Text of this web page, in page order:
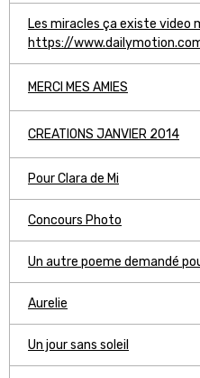
Les miracles ça existe video
https://
MERCI MES AMIES
CREATIONS JANVIER 2014
Pour Clara de Mi
Concours Photo
Un autre poeme demandé
Aurelie
Un jour sans soleil